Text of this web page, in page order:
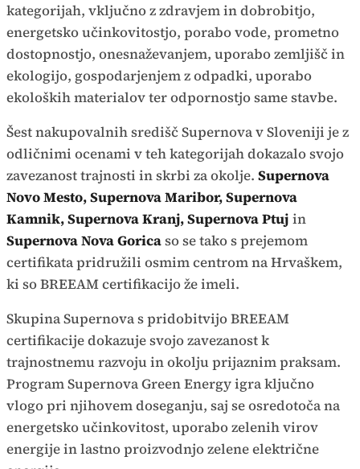
kategorijah, vključno z zdravjem in dobrobitjo,
energetsko učinkovitostjo, porabo vode, prometno
dostopnostjo, onesnaževanjem, uporabo zemljišč in
ekologijo, gospodarjenjem z odpadki, uporabo
ekoloških materialov ter odpornostjo same stavbe.
Šest nakupovalnih središč Supernova v Sloveniji je z
odličnimi ocenami v teh kategorijah dokazalo svojo
zavezanost trajnosti in skrbi za okolje. Supernova
Novo Mesto, Supernova Maribor, Supernova
Kamnik, Supernova Kranj, Supernova Ptuj in
Supernova Nova Goricaso se tako s prejemom
certifikata pridružili osmim centrom na Hrvaškem,
ki so BREEAM certifikacijo že imeli.
Skupina Supernova s pridobitvijo BREEAM
certifikacije dokazuje svojo zavezanost k
trajnostnemu razvoju in okolju prijaznim praksam.
Program Supernova Green Energy igra ključno
vlogo pri njihovem doseganju, saj se osredotoča na
energetsko učinkovitost, uporabo zelenih virov
energije in lastno proizvodnjo zelene električne